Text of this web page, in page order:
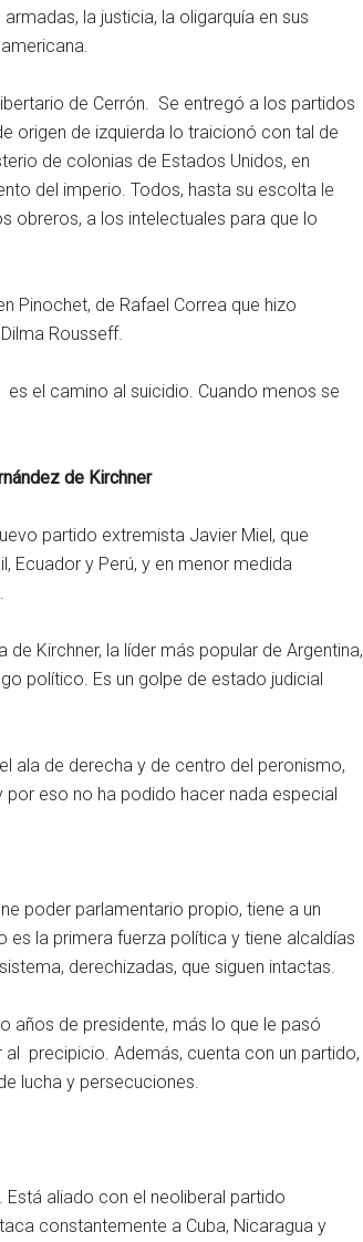
la justicia, la oligarquía en sus
de Cerrón. Se entregó a los partidos
origen de izquierda lo traicionó con tal de
de colonias de Estados Unidos, en
del imperio. Todos, hasta su escolta le
obreros, a los intelectuales para que lo
Pinochet, de Rafael Correa que hizo
Rousseff.
el camino al suicidio. Cuando menos se
de Kirchner
partido extremista Javier Miel, que
Ecuador y Perú, y en menor medida
Kirchner, la líder más popular de Argentina,
político. Es un golpe de estado judicial
ala de derecha y de centro del peronismo,
eso no ha podido hacer nada especial
poder parlamentario propio, tiene a un
la primera fuerza política y tiene alcaldías
derechizadas, que siguen intactas.
años de presidente, más lo que le pasó
precipicio. Además, cuenta con un partido,
lucha y persecuciones.
aliado con el neoliberal partido
constantemente a Cuba, Nicaragua y